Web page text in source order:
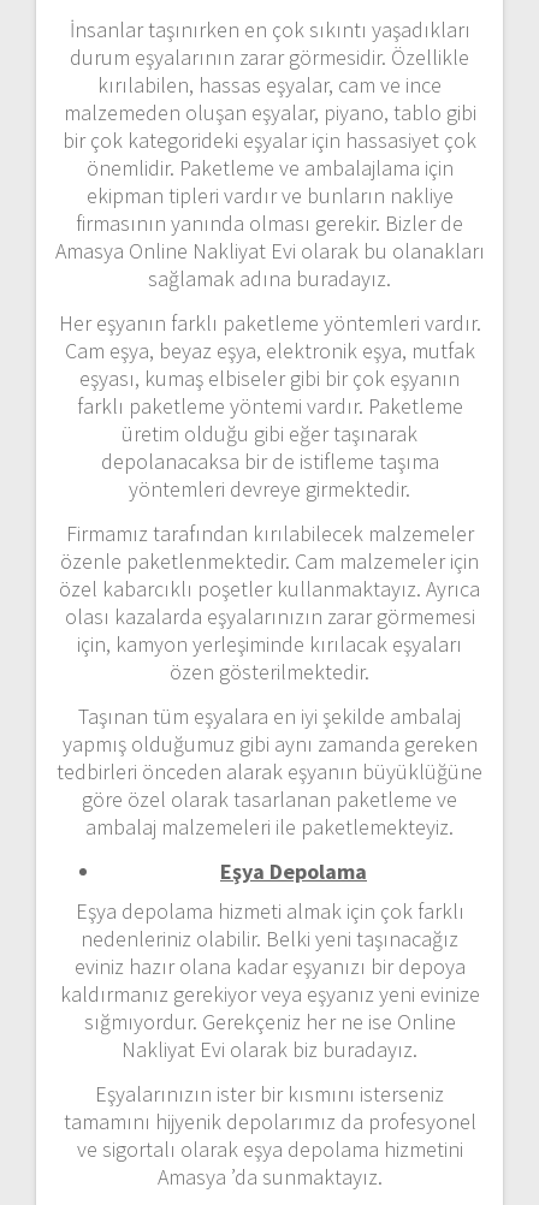
İnsanlar taşınırken en çok sıkıntı yaşadıkları
durum eşyalarının zarar görmesidir. Özellikle
kırılabilen, hassas eşyalar, cam ve ince
malzemeden oluşan eşyalar, piyano, tablo gibi
bir çok kategorideki eşyalar için hassasiyet çok
önemlidir. Paketleme ve ambalajlama için
ekipman tipleri vardır ve bunların nakliye
firmasının yanında olması gerekir. Bizler de
Amasya Online Nakliyat Evi olarak bu olanakları
sağlamak adına buradayız.
Her eşyanın farklı paketleme yöntemleri vardır.
Cam eşya, beyaz eşya, elektronik eşya, mutfak
eşyası, kumaş elbiseler gibi bir çok eşyanın
farklı paketleme yöntemi vardır. Paketleme
üretim olduğu gibi eğer taşınarak
depolanacaksa bir de istifleme taşıma
yöntemleri devreye girmektedir.
Firmamız tarafından kırılabilecek malzemeler
özenle paketlenmektedir. Cam malzemeler için
özel kabarcıklı poşetler kullanmaktayız. Ayrıca
olası kazalarda eşyalarınızın zarar görmemesi
için, kamyon yerleşiminde kırılacak eşyaları
özen gösterilmektedir.
Taşınan tüm eşyalara en iyi şekilde ambalaj
yapmış olduğumuz gibi aynı zamanda gereken
tedbirleri önceden alarak eşyanın büyüklüğüne
göre özel olarak tasarlanan paketleme ve
ambalaj malzemeleri ile paketlemekteyiz.
Eşya Depolama
Eşya depolama hizmeti almak için çok farklı
nedenleriniz olabilir. Belki yeni taşınacağız
eviniz hazır olana kadar eşyanızı bir depoya
kaldırmanız gerekiyor veya eşyanız yeni evinize
sığmıyordur. Gerekçeniz her ne ise Online
Nakliyat Evi olarak biz buradayız.
Eşyalarınızın ister bir kısmını isterseniz
tamamını hijyenik depolarımız da profesyonel
ve sigortalı olarak eşya depolama hizmetini
Amasya ’da sunmaktayız.